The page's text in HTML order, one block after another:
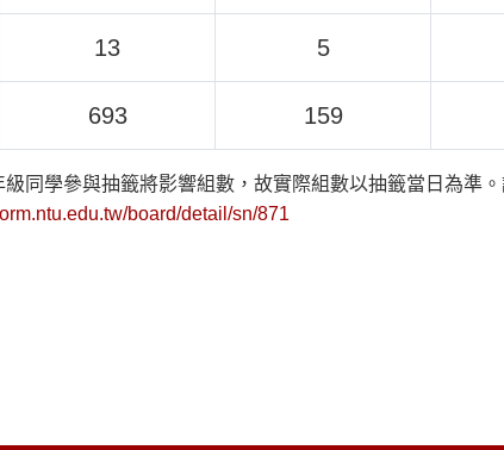
13 5
693 159
同學參與抽籤將影響組數，故實際組數以抽籤當日為準
board/detail/sn/871